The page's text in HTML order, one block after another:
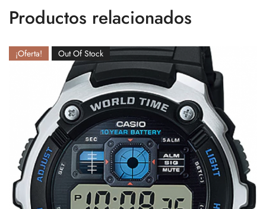
Productos relacionados
¡Oferta! Out Of Stock